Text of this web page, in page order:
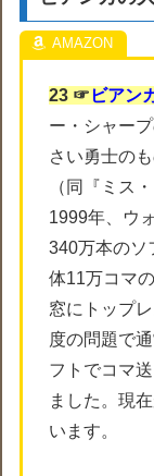
23 ☞ ビアン
ー・シャー
さい勇士の
（同『ミス
1999年、ウ
340万本のソ
体11万コマ
窓にトップ
度の問題で
フトでコマ
ました。現
います。